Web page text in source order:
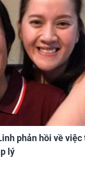
phản hồi về
lý